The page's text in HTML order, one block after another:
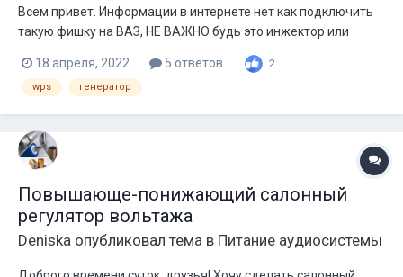
Всем привет. Информации в интернете нет как подключить
такую фишку на ВАЗ, НЕ ВАЖНО будь это инжектор или
1. L - Лампа контроля, (Та самая что в щетке приборов) 2. IG -
вход включения зажигания (Простым языком вк...
18 апреля, 2022 5 ответов 2
wps генератор
Повышающе-понижающий салонный
регулятор вольтажа
Deniska опубликовал тема в Питание аудиосистемы